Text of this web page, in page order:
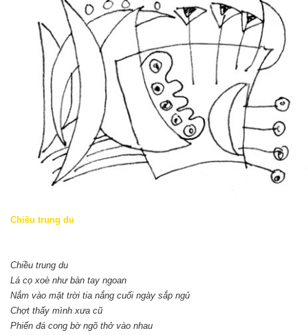
Chiều trung du
Chiều trung du
Lá cọ xoè như bàn tay ngoan
Nắm vào mặt trời tia nắng cuối ngày sắp ngủ
Chợt thấy mình xưa cũ
Phiến đá cong bờ ngõ thở vào nhau